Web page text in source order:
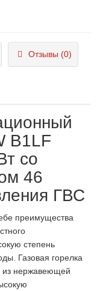
Отзывы (0)
B1LF
со
46
ГВС
преимущества
степень
Газовая горелка
из нержавеющей